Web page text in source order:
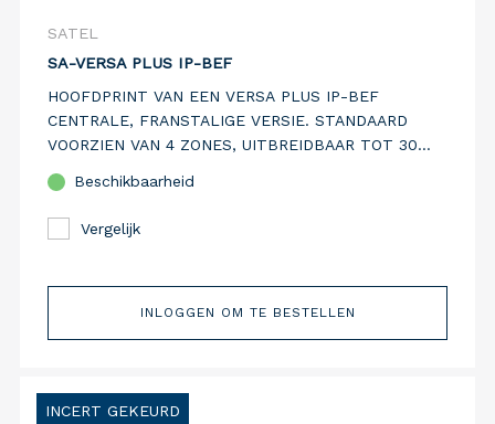
SATEL
SA-VERSA PLUS IP-BEF
HOOFDPRINT VAN EEN VERSA PLUS IP-BEF
CENTRALE, FRANSTALIGE VERSIE. STANDAARD
VOORZIEN VAN 4 ZONES, UITBREIDBAAR TOT 30
COMMUNICATIEMEDIA.
Beschikbaarheid
Vergelijk
INLOGGEN OM TE BESTELLEN
INCERT GEKEURD